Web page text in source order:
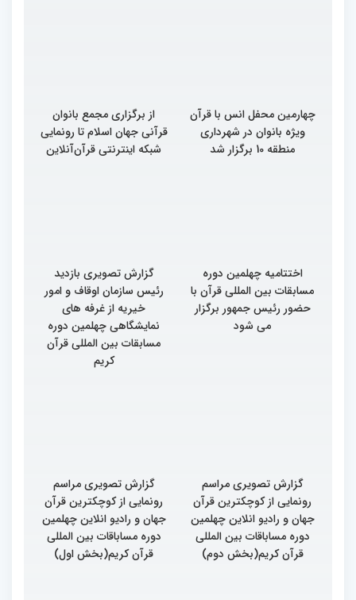
چهارمین محفل انس با قرآن
ویژه بانوان در شهرداری
منطقه 10 برگزار شد
از برگزاری مجمع بانوان
قرآنی جهان اسلام تا رونمایی
شبکه اینترنتی قرآن‌آنلاین
اختتامیه چهلمین دوره
مسابقات بین المللی قرآن با
حضور رئیس جمهور برگزار
می شود
گزارش تصویری بازدید
رئیس سازمان اوقاف و امور
خیریه از غرفه های
نمایشگاهی چهلمین دوره
مسابقات بین المللی قرآن
کریم
گزارش تصویری مراسم
رونمایی از کوچکترین قرآن
جهان و رادیو انلاین چهلمین
دوره مساباقات بین المللی
قرآن کریم(بخش دوم)
گزارش تصویری مراسم
رونمایی از کوچکترین قرآن
جهان و رادیو انلاین چهلمین
دوره مساباقات بین المللی
قرآن کریم(بخش اول)